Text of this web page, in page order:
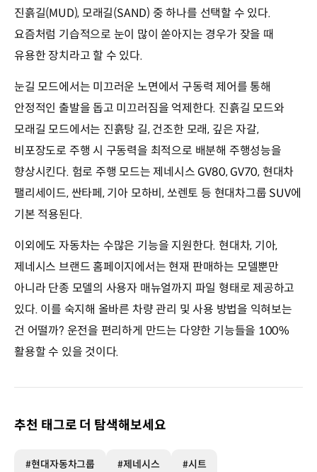
진흙길(MUD), 모래길(SAND) 중 하나를 선택할 수 있다.
요즘처럼 기습적으로 눈이 많이 쏟아지는 경우가 잦을 때
유용한 장치라고 할 수 있다.
눈길 모드에서는 미끄러운 노면에서 구동력 제어를 통해
안정적인 출발을 돕고 미끄러짐을 억제한다. 진흙길 모드와
모래길 모드에서는 진흙탕 길, 건조한 모래, 깊은 자갈,
비포장도로 주행 시 구동력을 최적으로 배분해 주행성능을
향상시킨다. 험로 주행 모드는 제네시스 GV80, GV70, 현대차
팰리세이드, 싼타페, 기아 모하비, 쏘렌토 등 현대차그룹 SUV에
기본 적용된다.
이외에도 자동차는 수많은 기능을 지원한다. 현대차, 기아,
제네시스 브랜드 홈페이지에서는 현재 판매하는 모델뿐만
아니라 단종 모델의 사용자 매뉴얼까지 파일 형태로 제공하고
있다. 이를 숙지해 올바른 차량 관리 및 사용 방법을 익혀보는
건 어떨까? 운전을 편리하게 만드는 다양한 기능들을 100%
활용할 수 있을 것이다.
추천 태그로 더 탐색해보세요
#현대자동차그룹 #제네시스 #시트